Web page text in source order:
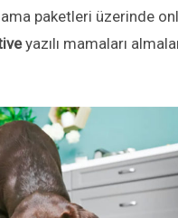
paketleri üzerinde
yazılı mamaları